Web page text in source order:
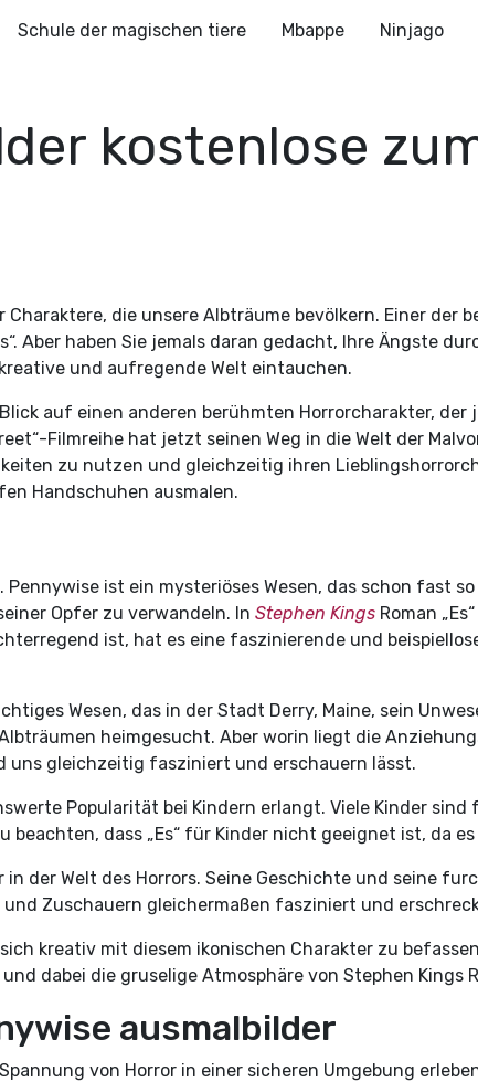
Schule der magischen tiere Mbappe Ninjago
kostenlose
die unsere Albträume bevölkern. Einer
Aber haben Sie jemals daran gedacht, Ihre Ängste
und aufregende Welt eintauchen.
auf einen anderen berühmten Horrorcharakter,
Filmreihe hat jetzt seinen Weg in die Welt der
zu nutzen und gleichzeitig ihren
Handschuhen ausmalen.
ist ein mysteriöses Wesen, das schon fast
Opfer zu verwandeln. In Stephen Kings Roman
ist, hat es eine faszinierende und
Wesen, das in der Stadt Derry, Maine, sein
heimgesucht. Aber worin liegt die
uns gleichzeitig fasziniert und erschauern lässt.
Popularität bei Kindern erlangt. Viele Kinder
dass „Es“ für Kinder nicht geeignet ist, da
der Welt des Horrors. Seine Geschichte und seine
Zuschauern gleichermaßen fasziniert und
kreativ mit diesem ikonischen Charakter zu
dabei die gruselige Atmosphäre von Stephen Kings
ausmalbilder
von Horror in einer sicheren Umgebung